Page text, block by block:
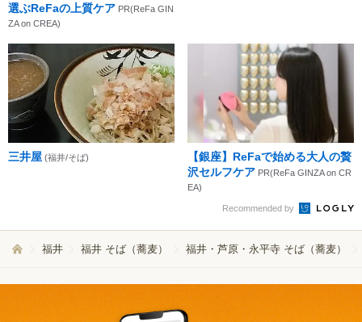
選ぶReFaの上質ケア PR(ReFa GIN
ZA on CREA)
三井屋 (福井/そば)
【銀座】ReFaで始める大人の贅
沢セルフケア PR(ReFa GINZA on CR
EA)
Recommended by
福井 福井 そば（蕎麦） 福井・芦原・永平寺 そば（蕎麦）